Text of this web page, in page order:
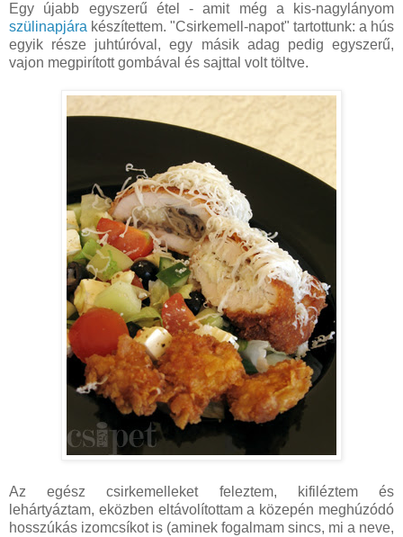
Egy újabb egyszerű étel - amit még a kis-nagylányom
szülinapjára készítettem. "Csirkemell-napot" tartottunk: a hús
egyik része juhtúróval, egy másik adag pedig egyszerű,
vajon megpirított gombával és sajttal volt töltve.
Az egész csirkemelleket feleztem, kifiléztem és
lehártyáztam, eközben eltávolítottam a közepén meghúzódó
hosszúkás izomcsíkot is (aminek fogalmam sincs, mi a neve,